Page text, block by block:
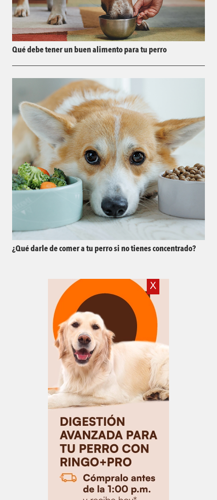
Qué debe tener un buen alimento para tu perro
¿Qué darle de comer a tu perro si no tienes concentrado?
X